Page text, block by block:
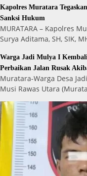
Kapolres Muratara
Sanksi Hukum
MURATARA – Kapolres
Surya Aditama, SH, SIK,
Warga Jadi Mulya I
Perbaikan Jalan Rusak
Muratara-Warga Desa
Musi Rawas Utara